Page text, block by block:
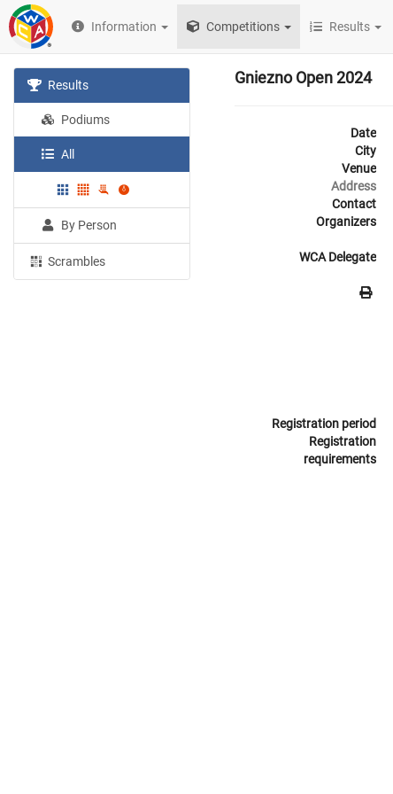
Information Competitions Results
Results
Podiums
All
By Person
Scrambles
Gniezno Open 2024
Date
City
Venue
Address
Contact
Organizers
WCA Delegate
Registration period
Registration
requirements